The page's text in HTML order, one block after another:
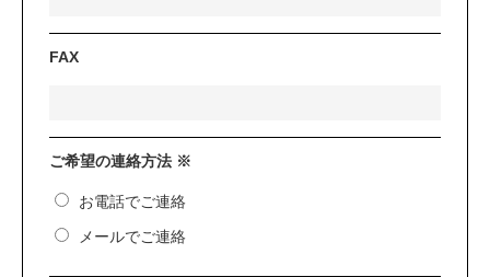
FAX
ご希望の連絡方法 ※
お電話でご連絡
メールでご連絡